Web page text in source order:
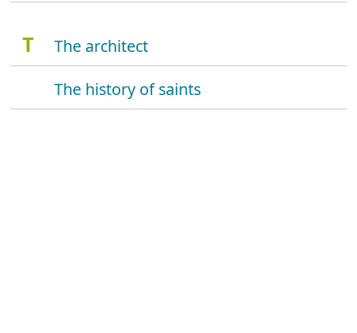
T
The architect
The history of saints